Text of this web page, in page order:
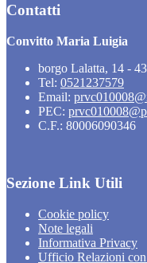
Contatti
Convitto Maria Luigia
borgo Lalatta, 14 -
Tel: 0521237579
Email:
PEC:
C.F.: 80006090346
Sezione Link Utili
Cookie policy
Note legali
Informativa Privacy
Ufficio Relazioni